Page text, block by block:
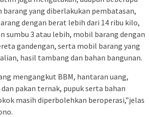
barang yang diberlakukan pembatasan,
dengan berat lebih dari 14 ribu kilo,
sumbu 3 atau lebih, mobil barang dengan
gandengan, serta mobil barang yang
hasil tambang dan bahan bangunan.
mengangkut BBM, hantaran uang,
pakan ternak, pupuk serta bahan
masih diperbolehkan beroperasi,”jelas